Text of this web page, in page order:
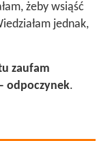
żeby wsiąść
jednak,
zaufam
odpoczynek.